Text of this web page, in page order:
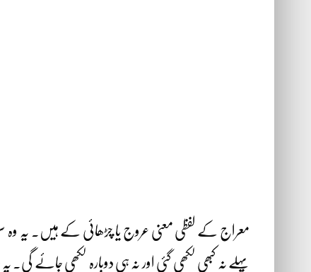
معراج کے لفظی معنی عروج یا چڑھائی کے ہیں۔ یہ وہ
پہلے نہ کبھی لکھی گئی اور نہ ہی دوبارہ لکھی جائے